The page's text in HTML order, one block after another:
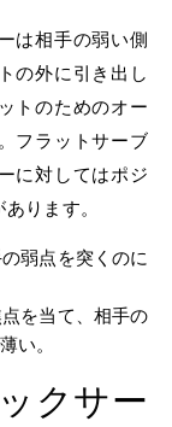
は相手の弱い側
の外に引き出し
トのためのオー
フラットサーブ
に対してはポジ
ります。
弱点を突くのに
を当て、相手の
い。
クサー